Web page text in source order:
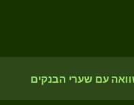
עם שערי הבנקים